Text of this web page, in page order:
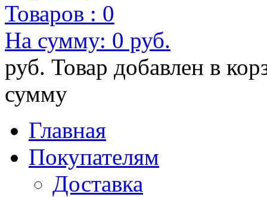
Товаров : 0
На сумму: 0 руб.
руб. Товар добавлен в
сумму
Главная
Покупателям
Доставка